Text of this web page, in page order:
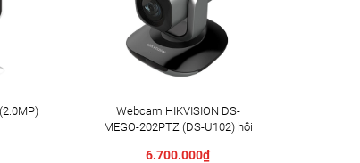
Webcam HIKVISION DS-
MEGO-202PTZ (DS-U102) hội
6.700.000₫